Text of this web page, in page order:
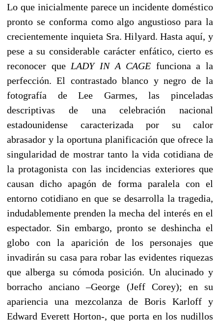
Lo que inicialmente parece un incidente doméstico
pronto se conforma como algo angustioso para la
crecientemente inquieta Sra. Hilyard. Hasta aquí, y
pese a su considerable carácter enfático, cierto es
reconocer que LADY IN A CAGE funciona a la
perfección. El contrastado blanco y negro de la
fotografía de Lee Garmes, las pinceladas
descriptivas de una celebración nacional
estadounidense caracterizada por su calor
abrasador y la oportuna planificación que ofrece la
singularidad de mostrar tanto la vida cotidiana de
la protagonista con las incidencias exteriores que
causan dicho apagón de forma paralela con el
entorno cotidiano en que se desarrolla la tragedia,
indudablemente prenden la mecha del interés en el
espectador. Sin embargo, pronto se deshincha el
globo con la aparición de los personajes que
invadirán su casa para robar las evidentes riquezas
que alberga su cómoda posición. Un alucinado y
borracho anciano –George (Jeff Corey); en su
apariencia una mezcolanza de Boris Karloff y
Edward Everett Horton-, que porta en los nudillos